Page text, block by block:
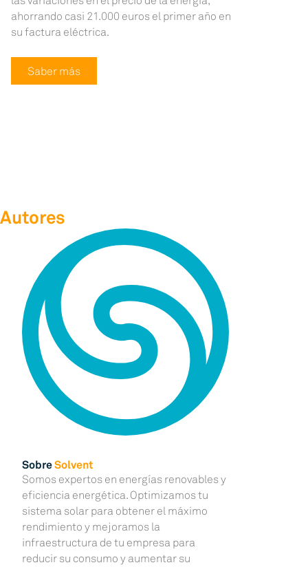
ahorrando casi 21.000 euros el primer año en
su factura eléctrica.
Saber más
Autores
SobreSolvent
Somos expertos en energías renovables y
eficiencia energética. Optimizamos tu
sistema solar para obtener el máximo
rendimiento y mejoramos la
infraestructura de tu empresa para
reducir su consumo y aumentar su